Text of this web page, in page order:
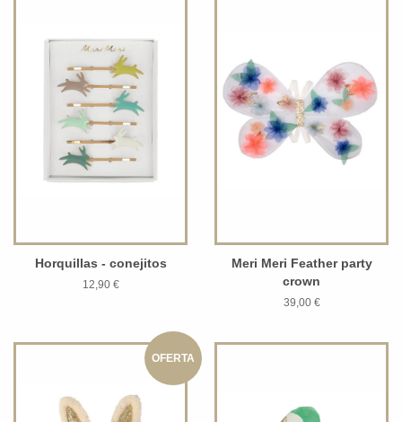
Horquillas - conejitos
12,90 €
Meri Meri Feather party
crown
39,00 €
OFERTA